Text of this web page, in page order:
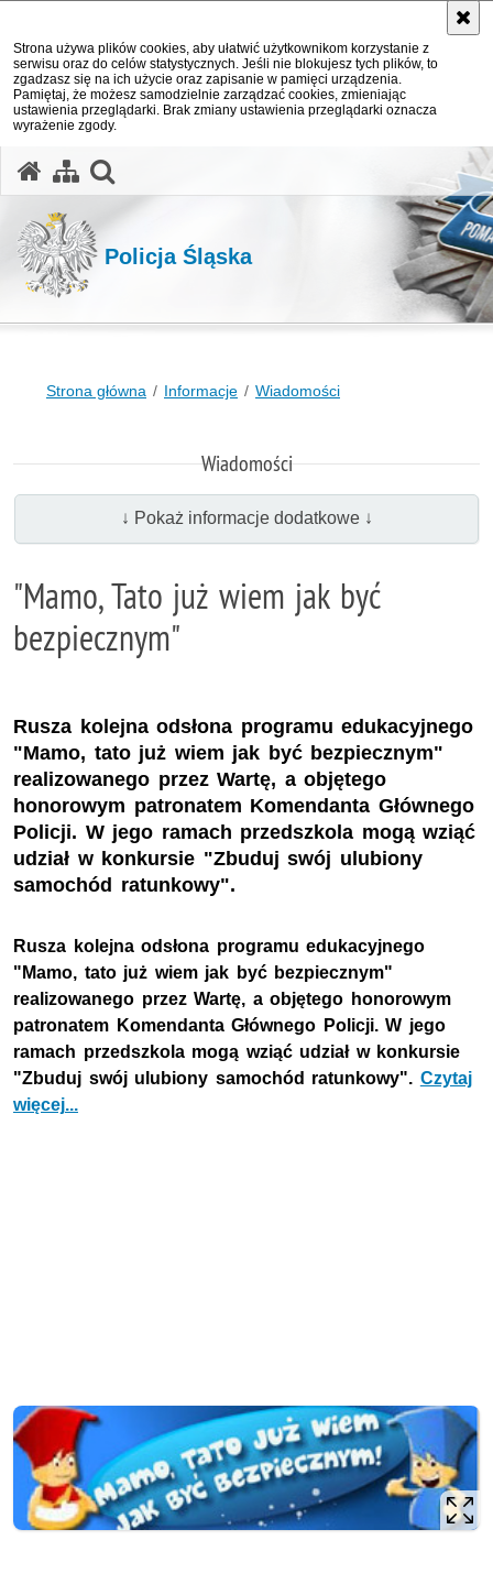
Strona używa plików cookies, aby ułatwić użytkownikom korzystanie z
serwisu oraz do celów statystycznych. Jeśli nie blokujesz tych plików, to
zgadzasz się na ich użycie oraz zapisanie w pamięci urządzenia.
Pamiętaj, że możesz samodzielnie zarządzać cookies, zmieniając
ustawienia przeglądarki. Brak zmiany ustawienia przeglądarki oznacza
wyrażenie zgody.
Policja Śląska
Strona główna Informacje Wiadomości
Wiadomości
↓ Pokaż informacje dodatkowe ↓
"Mamo, Tato już wiem jak być
bezpiecznym"
Rusza kolejna odsłona programu edukacyjnego
"Mamo, tato już wiem jak być bezpiecznym"
realizowanego przez Wartę, a objętego
honorowym patronatem Komendanta Głównego
Policji. W jego ramach przedszkola mogą wziąć
udział w konkursie "Zbuduj swój ulubiony
samochód ratunkowy".
Rusza kolejna odsłona programu edukacyjnego
"Mamo, tato już wiem jak być bezpiecznym"
realizowanego przez Wartę, a objętego honorowym
patronatem Komendanta Głównego Policji. W jego
ramach przedszkola mogą wziąć udział w konkursie
"Zbuduj swój ulubiony samochód ratunkowy". Czytaj
więcej...